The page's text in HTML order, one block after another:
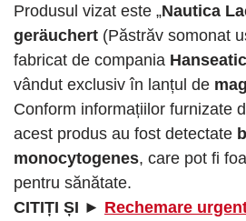
Produsul vizat este „Nautica
geräuchert (Păstrăv somonat
fabricat de compania
vândut exclusiv în lanțul de
Conform informațiilor furnizate
acest produs au fost detectate
monocytogenes, care pot fi
pentru sănătate.
CITIȚI ȘI ► Rechemare